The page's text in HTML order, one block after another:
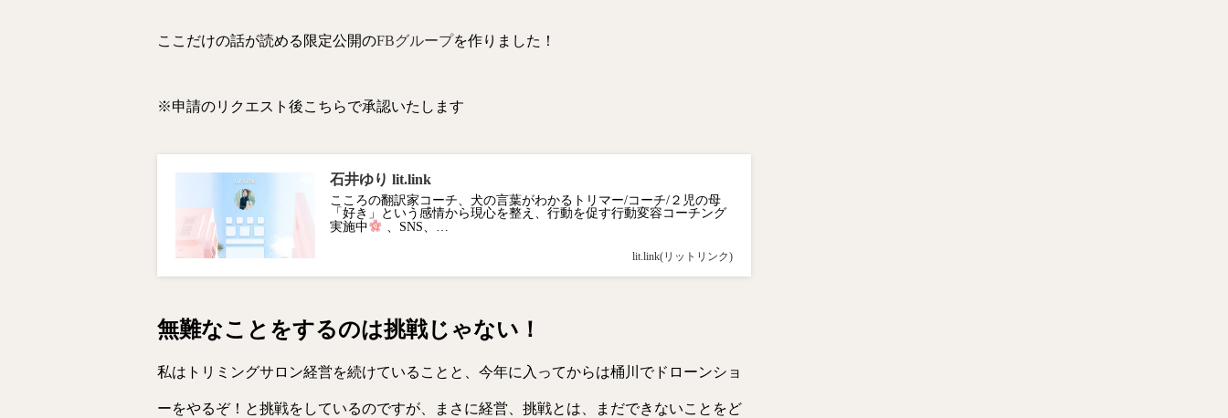
ここだけの話が読める限定公開のFBグループを作りました！
※申請のリクエスト後こちらで承認いたします
石井ゆり lit.link
こころの翻訳家コーチ、犬の言葉がわかるトリマー/コーチ/２児の母
「好き」という感情から現心を整え、行動を促す行動変容コーチング
実施中
、SNS、…
lit.link(リットリンク)
無難なことをするのは挑戦じゃない！
私はトリミングサロン経営を続けていることと、今年に入ってからは桶川でドローンショ
ーをやるぞ！と挑戦をしているのですが、まさに経営、挑戦とは、まだできないことをど